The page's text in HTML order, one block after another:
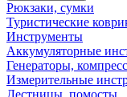
Рюкзаки, сумки
Туристические
Инструменты
Аккумуляторные
Генераторы,
Измерительные
Лестницы, помосты